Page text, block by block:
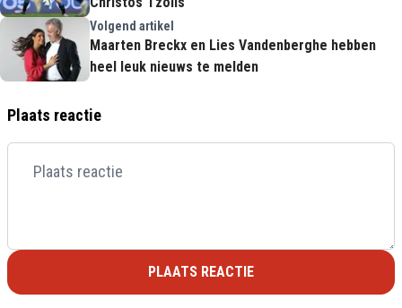
Volgend artikel
Maarten Breckx en Lies Vandenberghe hebben
heel leuk nieuws te melden
Plaats reactie
PLAATS REACTIE